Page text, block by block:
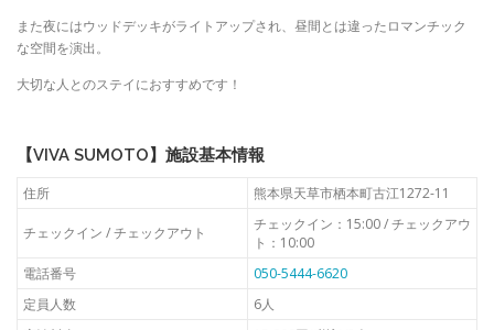
また夜にはウッドデッキがライトアップされ、昼間とは違ったロマンチック
な空間を演出。
大切な人とのステイにおすすめです！
【VIVA SUMOTO】施設基本情報
住所 熊本県天草市栖本町古江1272-11
チェックイン / チェックアウト
チェックイン：15:00 / チェックアウ
ト：10:00
電話番号
050-5444-6620
定員人数
6人